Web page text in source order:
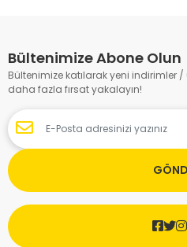
Bültenimize Abone Olun
Bültenimize katılarak yeni indirimler
daha fazla fırsat yakalayın!